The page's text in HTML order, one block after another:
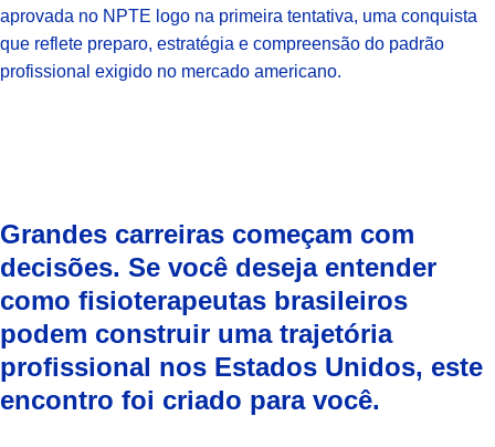
aprovada no NPTE logo na primeira tentativa, uma conquista
que reflete preparo, estratégia e compreensão do padrão
profissional exigido no mercado americano.
Grandes carreiras começam com
decisões. Se você deseja entender
como fisioterapeutas brasileiros
podem construir uma trajetória
profissional nos Estados Unidos, este
encontro foi criado para você.